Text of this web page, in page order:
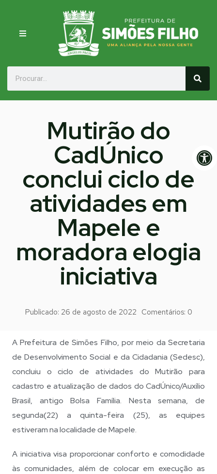
Mutirão do
CadÚnico
conclui ciclo de
atividades em
Mapele e
moradora elogia
iniciativa
Publicado: 26 de agosto de 2022 Comentários: 0
A Prefeitura de Simões Filho, por meio da Secretaria
de Desenvolvimento Social e da Cidadania (Sedesc),
concluiu o ciclo de atividades do Mutirão para
cadastro e atualização de dados do CadÚnico/Auxílio
Brasil, antigo Bolsa Família. Nesta semana, de
segunda(22) a quinta-feira (25), as equipes
estiveram na localidade de Mapele.
A iniciativa visa proporcionar conforto e comodidade
às comunidades, além de colocar em execução as